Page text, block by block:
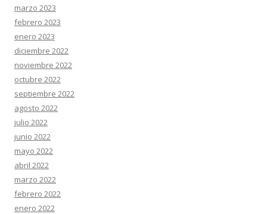
marzo 2023
febrero 2023
enero 2023
diciembre 2022
noviembre 2022
octubre 2022
septiembre 2022
agosto 2022
julio 2022
junio 2022
mayo 2022
abril 2022
marzo 2022
febrero 2022
enero 2022